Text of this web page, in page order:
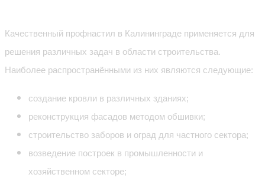
Качественный профнастил в Калининграде применяется для
решения различных задач в области строительства.
Наиболее распространёнными из них являются следующие:
создание кровли в различных зданиях;
реконструкция фасадов методом обшивки;
строительство заборов и оград для частного сектора;
возведение построек в промышленности и
хозяйственном секторе;